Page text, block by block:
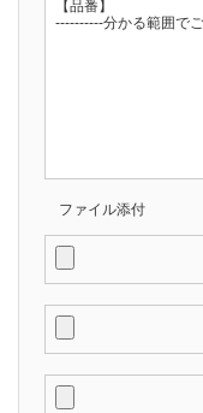
ファイル添付